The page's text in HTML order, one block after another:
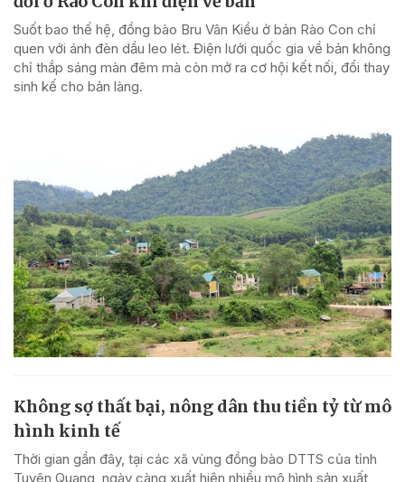
Suốt bao thế hệ, đồng bào Bru Vân Kiều ở bản Rào Con chỉ
quen với ánh đèn dầu leo lét. Điện lưới quốc gia về bản không
chỉ thắp sáng màn đêm mà còn mở ra cơ hội kết nối, đổi thay
sinh kế cho bản làng.
Không sợ thất bại, nông dân thu tiền tỷ từ mô
hình kinh tế
Thời gian gần đây, tại các xã vùng đồng bào DTTS của tỉnh
Tuyên Quang, ngày càng xuất hiện nhiều mô hình sản xuất